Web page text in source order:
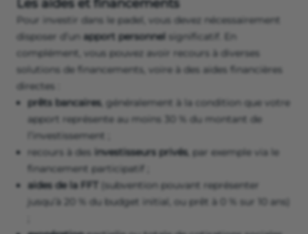
Les aides et financements
Pour investir dans le padel, vous devez nécessairement
disposer d’un apport personnel significatif. En
complément, vous pouvez avoir recours à diverses
solutions de financements, voire à des aides financières
directes :
prêts bancaires, généralement à la condition que votre
apport représente au moins 30 % du montant de
l’investissement ;
recours à des investisseurs privés, par exemple via le
financement participatif ;
aides de la FFT
(subvention pouvant représenter
jusqu’à 20 % du budget initial, ou prêt à 0 % sur 10 ans)